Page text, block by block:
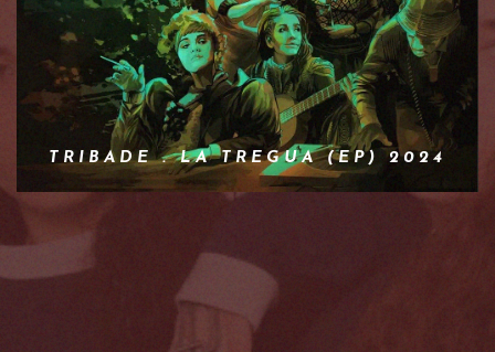
TRIBADE . LA TREGUA (EP) 2024